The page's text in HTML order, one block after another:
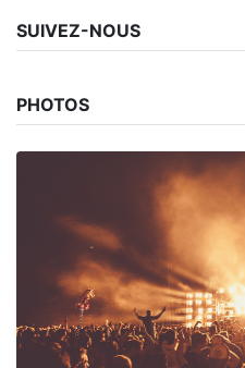
SUIVEZ-NOUS
PHOTOS